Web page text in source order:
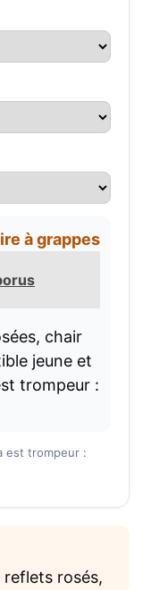
à grappes
chair
jeune et
trompeur :
est trompeur :
rosés,